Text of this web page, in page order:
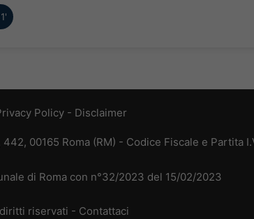
Policy - Disclaimer
00165 Roma (RM) - Codice Fiscale e Partita
di Roma con n°32/2023 del 15/02/2023
riservati - Contattaci